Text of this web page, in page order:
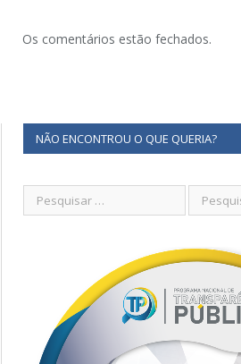
Os comentários estão fechados.
NÃO ENCONTROU O QUE QUERIA?